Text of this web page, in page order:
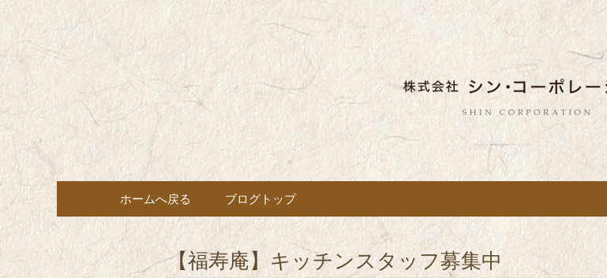
都内に5店舗展開して
希（しんき）」を運
ン・コーポレーショ
東京都内に5店舗ある美味しい蕎麦のお店「真希（しん
ョン」の新着情報はこちら。店舗によって24時間営業
も豊富にご用意。
コンテンツへ移動
ホームへ戻る ブログトップ
【福寿庵】キッチンスタッフ募集中